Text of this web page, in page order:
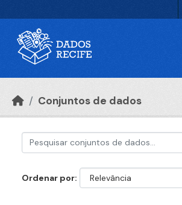
Conjuntos de dados
Ordenar por